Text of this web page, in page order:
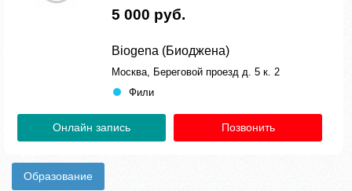
5 000 руб.
Biogena (Биоджена)
Москва, Береговой проезд д. 5 к. 2
Фили
Онлайн запись Позвонить
Образование